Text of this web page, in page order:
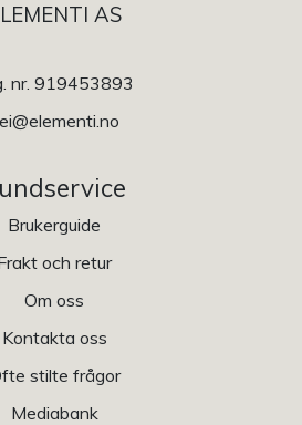
AS
nr. 919453893
Brukerguide
och retur
Om oss
Kontakta oss
stilte frågor
Mediabank